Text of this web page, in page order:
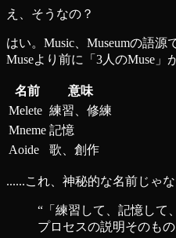
え、そうなの？
はい。Music、Museumの語
Museより前に「3人のMuse」
名前
意味
Melete 練習、修練
Mneme 記憶
Aoide
歌、創作
......これ、神秘的な名前じゃな
“ 「練習して、記憶し
プロセスの説明そのもの